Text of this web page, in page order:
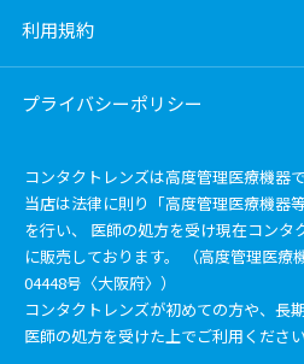
利用規約
プライバシーポリシー
コンタクトレンズは高度管理医療機器で
当店は法律に則り「高度管理医療機器
を行い、 医師の処方を受け現在コンタ
に販売しております。 （高度管理医療
04448号〈大阪府〉）
コンタクトレンズが初めての方や、長
医師の処方を受けた上でご利用ください